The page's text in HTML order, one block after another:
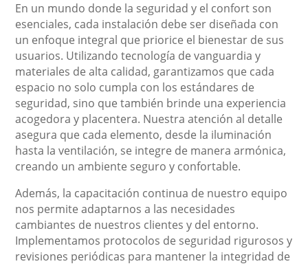
En un mundo donde la seguridad y el confort son
esenciales, cada instalación debe ser diseñada con
un enfoque integral que priorice el bienestar de sus
usuarios. Utilizando tecnología de vanguardia y
materiales de alta calidad, garantizamos que cada
espacio no solo cumpla con los estándares de
seguridad, sino que también brinde una experiencia
acogedora y placentera. Nuestra atención al detalle
asegura que cada elemento, desde la iluminación
hasta la ventilación, se integre de manera armónica,
creando un ambiente seguro y confortable.
Además, la capacitación continua de nuestro equipo
nos permite adaptarnos a las necesidades
cambiantes de nuestros clientes y del entorno.
Implementamos protocolos de seguridad rigurosos y
revisiones periódicas para mantener la integridad de